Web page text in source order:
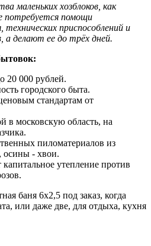
маленьких хозблоков, как
потребуется помощи
технических приспособлений и
а делают ее до трёх дней.
20 000 рублей.
городского быта.
стандартам от
в московскую область, на
пиломатериалов из
осины - хвои.
утепление против
баня 6х2,5 под заказ, когда
или даже две, для отдыха, кухня